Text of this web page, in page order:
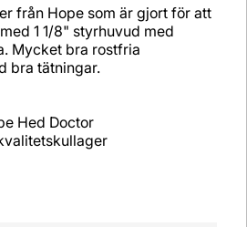
från Hope som är gjort för att
1 1/8" styrhuvud med
Mycket bra rostfria
bra tätningar.
Hed Doctor